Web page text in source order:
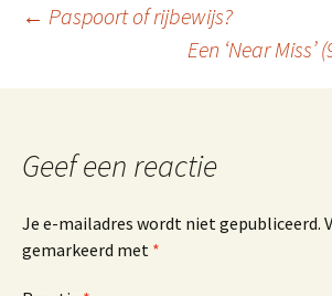
← Paspoort of rijbewijs?
Een ‘Near Miss’
Geef een reactie
Je e-mailadres wordt niet gepubliceerd.
gemarkeerd met *